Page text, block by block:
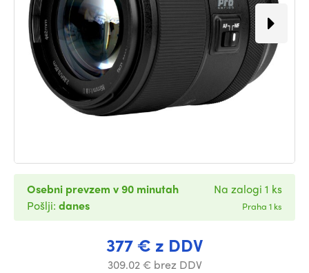
377 € z DDV
309.02 € brez DDV
Osebni prevzem v 90 minutah
Pošlji: danes
Na zalogi 1 ks
Praha 1 ks